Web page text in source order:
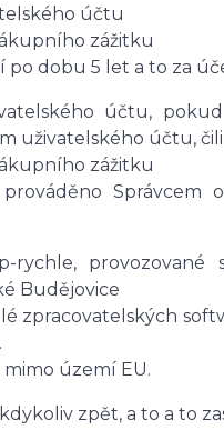
účtu
zážitku
dobu 5 let a to za
účtu,
uživatelského účtu,
zážitku
Správcem
rychle, provozované
Budějovice
zpracovatelských
území EU.
zpět, a to a to